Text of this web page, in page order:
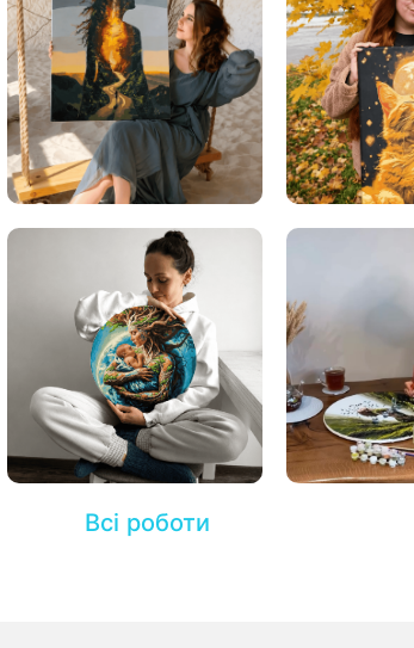
Всі роботи